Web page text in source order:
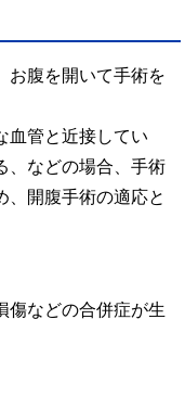
腹を開いて手術を
血管と近接してい
、などの場合、手術
、開腹手術の適応と
傷などの合併症が生